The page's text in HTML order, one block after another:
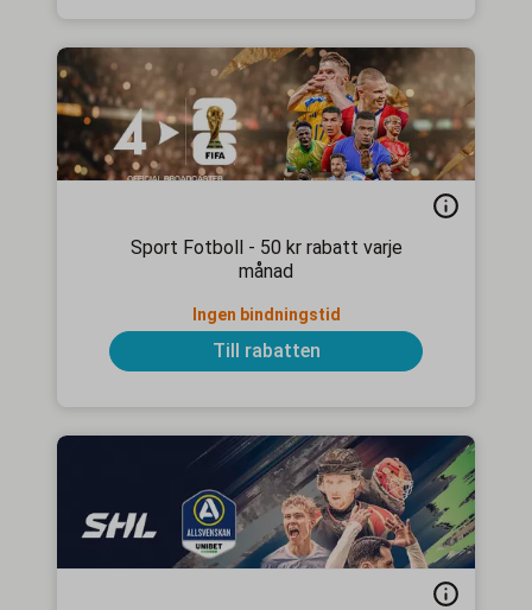
Sport Fotboll - 50 kr rabatt varje
månad
Ingen bindningstid
Till rabatten